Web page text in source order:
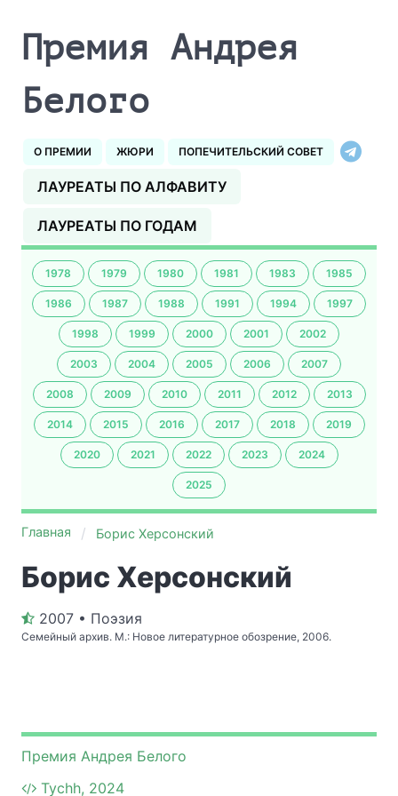
Премия Андрея
Белого
О ПРЕМИИ ЖЮРИ ПОПЕЧИТЕЛЬСКИЙ СОВЕТ
ЛАУРЕАТЫ ПО АЛФАВИТУ
ЛАУРЕАТЫ ПО ГОДАМ
1978 1979 1980 1981 1983 1985
1986 1987 1988 1991 1994 1997
1998 1999 2000 2001 2002
2003 2004 2005 2006 2007
2008 2009 2010 2011 2012 2013
2014 2015 2016 2017 2018 2019
2020 2021 2022 2023 2024
2025
Главная Борис Херсонский
Борис Херсонский
2007 • Поэзия
Семейный архив. М.: Новое литературное обозрение, 2006.
Премия Андрея Белого
Tychh, 2024